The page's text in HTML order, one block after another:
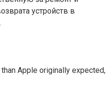
устройств в
Apple originally expected,